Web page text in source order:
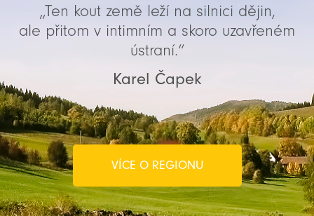
„Ten kout země leží na silnici dějin,
ale přitom v intimním a skoro uzavřeném
ústraní.“
Karel Čapek
VÍCE O REGIONU